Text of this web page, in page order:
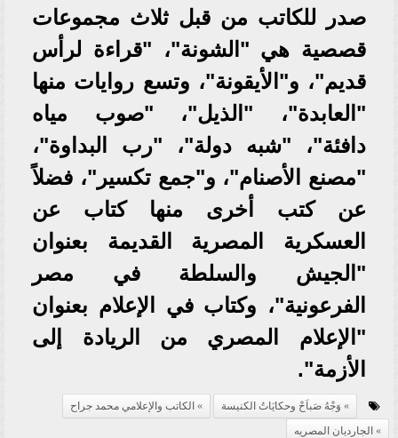
صدر للكاتب من قبل ثلاث مجموعات
قصصية هي "الشونة"، "قراءة لرأس
قديم"، و"الأيقونة"، وتسع روايات منها
"العابدة"، "الذيل"، "صوب مياه
دافئة"، "شبه دولة"، "رب البداوة"،
"مصنع الأصنام"، و"جمع تكسير"، فضلاً
عن كتب أخرى منها كتاب عن
العسكرية المصرية القديمة بعنوان
"الجيش والسلطة في مصر
الفرعونية"، وكتاب في الإعلام بعنوان
"الإعلام المصري من الريادة إلى
الأزمة".
وَجْهُ صَباَحْ وحكايَاتُ الكنيسة
الكاتب والإعلامي محمد جراح
الجارديان المصريه